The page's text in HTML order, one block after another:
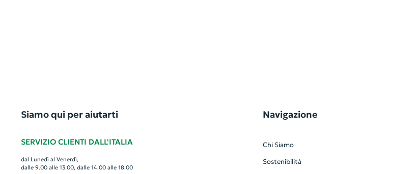
Siamo qui per aiutarti
SERVIZIO CLIENTI DALL'ITALIA
dal Lunedì al Venerdì,
dalle 9.00 alle 13.00, dalle 14.00 alle 18.00
Navigazione
Chi Siamo
Sostenibilità